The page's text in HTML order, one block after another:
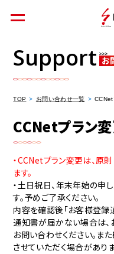
個人のお客様
資料請求
Support お
TOP お問い合わせ一覧
CCNetプラン
・CCNetプラン変更は、原
ます。
・土日祝日、年末年始の申
す。予めご了承ください。
内容を確認後「お客様登録
通知書が届かない場合は
お問い合わせください。ま
させていただく場合がありま